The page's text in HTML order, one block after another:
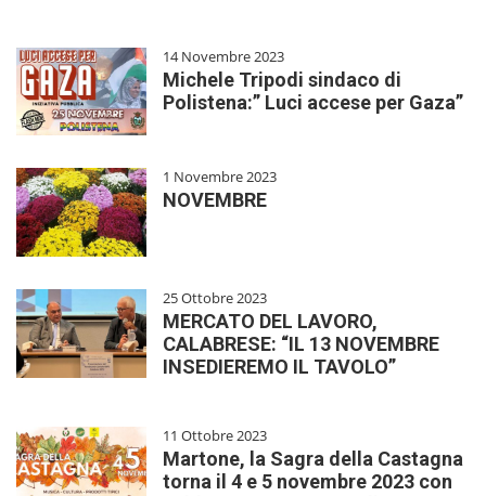
14 Novembre 2023
Michele Tripodi sindaco di
Polistena:” Luci accese per Gaza”
1 Novembre 2023
NOVEMBRE
25 Ottobre 2023
MERCATO DEL LAVORO,
CALABRESE: “IL 13 NOVEMBRE
INSEDIEREMO IL TAVOLO”
11 Ottobre 2023
Martone, la Sagra della Castagna
torna il 4 e 5 novembre 2023 con